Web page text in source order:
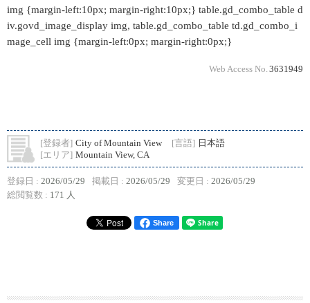
img {margin-left:10px; margin-right:10px;} table.gd_combo_table d
iv.govd_image_display img, table.gd_combo_table td.gd_combo_i
mage_cell img {margin-left:0px; margin-right:0px;}
Web Access No. 3631949
[登録者] City of Mountain View [言語] 日本語
[エリア] Mountain View, CA
登録日 : 2026/05/29 掲載日 : 2026/05/29 変更日 : 2026/05/29
総閲覧数 : 171 人
Share